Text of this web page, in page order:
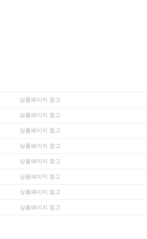
상품페이지 참고
상품페이지 참고
상품페이지 참고
상품페이지 참고
상품페이지 참고
상품페이지 참고
상품페이지 참고
상품페이지 참고